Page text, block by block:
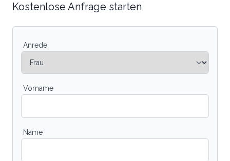
Kostenlose Anfrage starten
Anrede
Vorname
Name